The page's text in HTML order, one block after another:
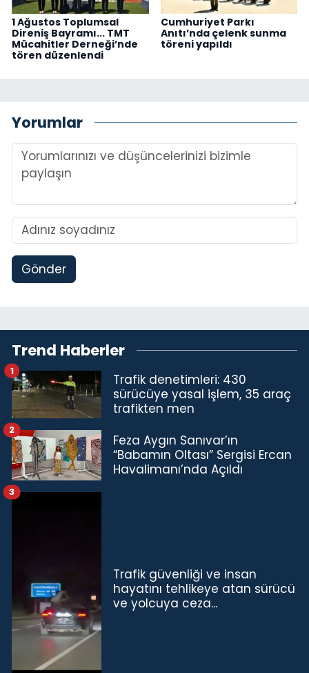
1 Ağustos Toplumsal
Direniş Bayramı... TMT
Mücahitler Derneği’nde
tören düzenlendi
Cumhuriyet Parkı
Anıtı’nda çelenk sunma
töreni yapıldı
Yorumlar
Gönder
Trend Haberler
Trafik denetimleri: 430
sürücüye yasal işlem, 35 araç
trafikten men
1
Feza Aygın Sanıvar’ın
“Babamın Oltası” Sergisi Ercan
Havalimanı’nda Açıldı
2
Trafik güvenliği ve insan
hayatını tehlikeye atan sürücü
ve yolcuya ceza...
3